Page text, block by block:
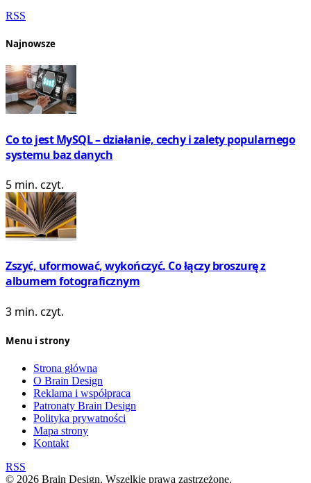
RSS
Najnowsze
Co to jest MySQL – działanie, cechy i zalety popularnego
systemu baz danych
5 min. czyt.
Zszyć, uformować, wykończyć. Co łączy broszurę z
albumem fotograficznym
3 min. czyt.
Menu i strony
Strona główna
O Brain Design
Reklama i współpraca
Patronaty Brain Design
Polityka prywatności
Mapa strony
Kontakt
RSS
© 2026 Brain Design. Wszelkie prawa zastrzeżone.